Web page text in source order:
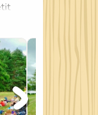
près
été